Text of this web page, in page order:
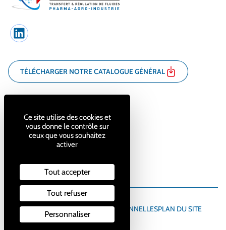
LinkedIn
TÉLÉCHARGER NOTRE CATALOGUE GÉNÉRAL
71100 Chalon-sur-Saône
03 85 44 32 89
contact@cirem.fr
MENTIONS LÉGALESDONNÉES PERSONNELLESPLAN DU SITE
GESTION DES COOKIES
Ce site utilise des cookies et
vous donne le contrôle sur
ceux que vous souhaitez
activer
Tout accepter
Tout refuser
Personnaliser